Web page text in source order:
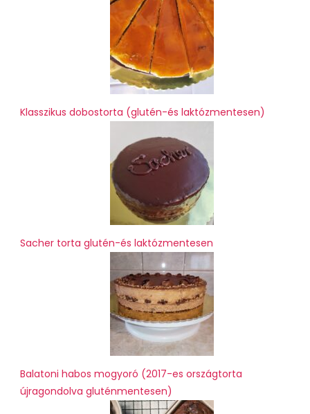
Klasszikus dobostorta (glutén-és laktózmentesen)
Sacher torta glutén-és laktózmentesen
Balatoni habos mogyoró (2017-es országtorta
újragondolva gluténmentesen)